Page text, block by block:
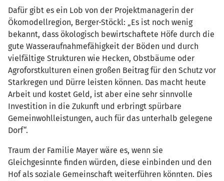
Dafür gibt es ein Lob von der Projektmanagerin der
Ökomodellregion, Berger-Stöckl: „Es ist noch wenig
bekannt, dass ökologisch bewirtschaftete Höfe durch die
gute Wasseraufnahmefähigkeit der Böden und durch
vielfältige Strukturen wie Hecken, Obstbäume oder
Agroforstkulturen einen großen Beitrag für den Schutz vor
Starkregen und Dürre leisten können. Das macht heute
Arbeit und kostet Geld, ist aber eine sehr sinnvolle
Investition in die Zukunft und erbringt spürbare
Gemeinwohlleistungen, auch für das unterhalb gelegene
Dorf“.
Traum der Familie Mayer wäre es, wenn sie
Gleichgesinnte finden würden, diese einbinden und den
Hof als soziale Gemeinschaft weiterführen könnten. Dies